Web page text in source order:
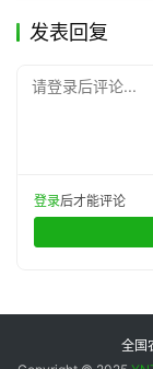
发表回复
请登录后评论...
登录后才能评论
全国